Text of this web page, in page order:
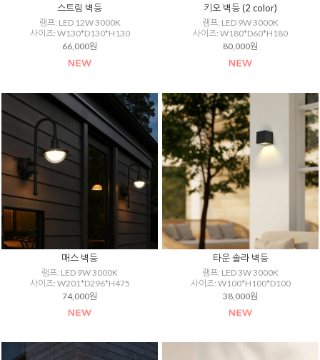
스트림 벽등
램프: LED 12W 3000K
사이즈: W130*D130*H130
66,000원
키오 벽등 (2 color)
램프: LED 9W 3000K
사이즈: W180*D60*H180
80,000원
매스 벽등
램프: LED 9W 3000K
사이즈: W201*D296*H475
74,000원
타운 솔라 벽등
램프: LED 3W 3000K
사이즈: W100*H100*D100
38,000원